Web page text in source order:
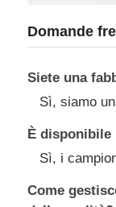
Domande
Siete una
Sì, siamo
È disponibile
Sì, i
Come